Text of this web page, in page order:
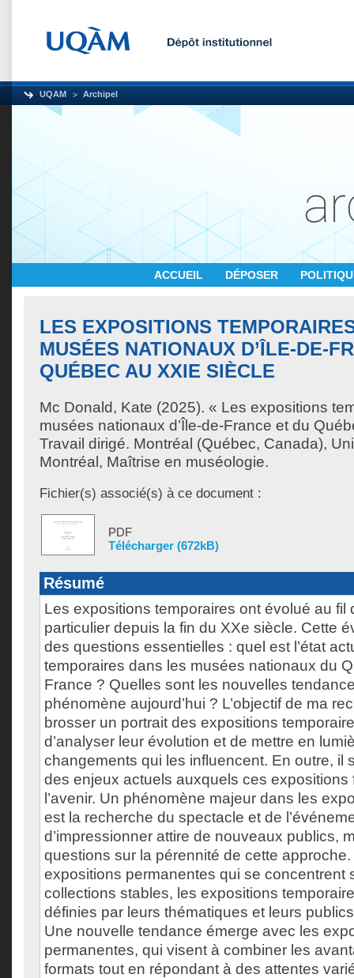
UQAM Archipel
ACCUEIL DÉPOSER
LES EXPOSITIONS
MUSÉES NATIONAUX D’ÎLE-DE-
QUÉBEC AU XXIE SIÈCLE
Mc Donald, Kate (2025). « Les expositions
musées nationaux d’Île-de-France et du
Travail dirigé. Montréal (Québec, Canada),
Montréal, Maîtrise en muséologie.
Fichier(s) associé(s) à ce document :
PDF
Télécharger (672kB)
Résumé
Les expositions temporaires ont évolué au fil
particulier depuis la fin du XXe siècle. Cette
des questions essentielles : quel est l’état
temporaires dans les musées nationaux du
France ? Quelles sont les nouvelles
phénomène aujourd’hui ? L’objectif de ma
brosser un portrait des expositions
d’analyser leur évolution et de mettre en
changements qui les influencent. En outre, il
des enjeux actuels auxquels ces expositions
l’avenir. Un phénomène majeur dans les
est la recherche du spectacle et de
d’impressionner attire de nouveaux publics,
questions sur la pérennité de cette
expositions permanentes qui se concentrent
collections stables, les expositions
définies par leurs thématiques et leurs
Une nouvelle tendance émerge avec les
permanentes, qui visent à combiner les
formats tout en répondant à des attentes